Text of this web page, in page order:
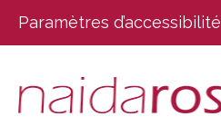
Paramètres d’accessibilité